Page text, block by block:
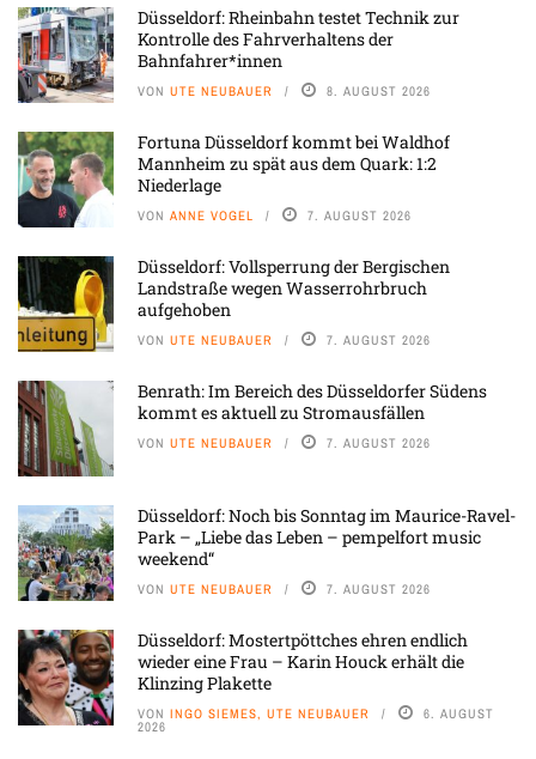
Düsseldorf: Rheinbahn testet Technik zur
Kontrolle des Fahrverhaltens der
Bahnfahrer*innen
VON UTE NEUBAUER 8. AUGUST 2026
Fortuna Düsseldorf kommt bei Waldhof
Mannheim zu spät aus dem Quark: 1:2
Niederlage
VON ANNE VOGEL 7. AUGUST 2026
Düsseldorf: Vollsperrung der Bergischen
Landstraße wegen Wasserrohrbruch
aufgehoben
VON UTE NEUBAUER 7. AUGUST 2026
Benrath: Im Bereich des Düsseldorfer Südens
kommt es aktuell zu Stromausfällen
VON UTE NEUBAUER 7. AUGUST 2026
Düsseldorf: Noch bis Sonntag im Maurice-Ravel-
Park – „Liebe das Leben – pempelfort music
weekend“
VON UTE NEUBAUER 7. AUGUST 2026
Düsseldorf: Mostertpöttches ehren endlich
wieder eine Frau – Karin Houck erhält die
Klinzing Plakette
VON INGO SIEMES, UTE NEUBAUER 6. AUGUST
2026